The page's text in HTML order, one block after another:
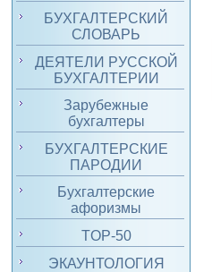
БУХГАЛТЕРСКИЙ
СЛОВАРЬ
ДЕЯТЕЛИ РУССКОЙ
БУХГАЛТЕРИИ
Зарубежные
бухгалтеры
БУХГАЛТЕРСКИЕ
ПАРОДИИ
Бухгалтерские
афоризмы
TOP-50
ЭКАУНТОЛОГИЯ